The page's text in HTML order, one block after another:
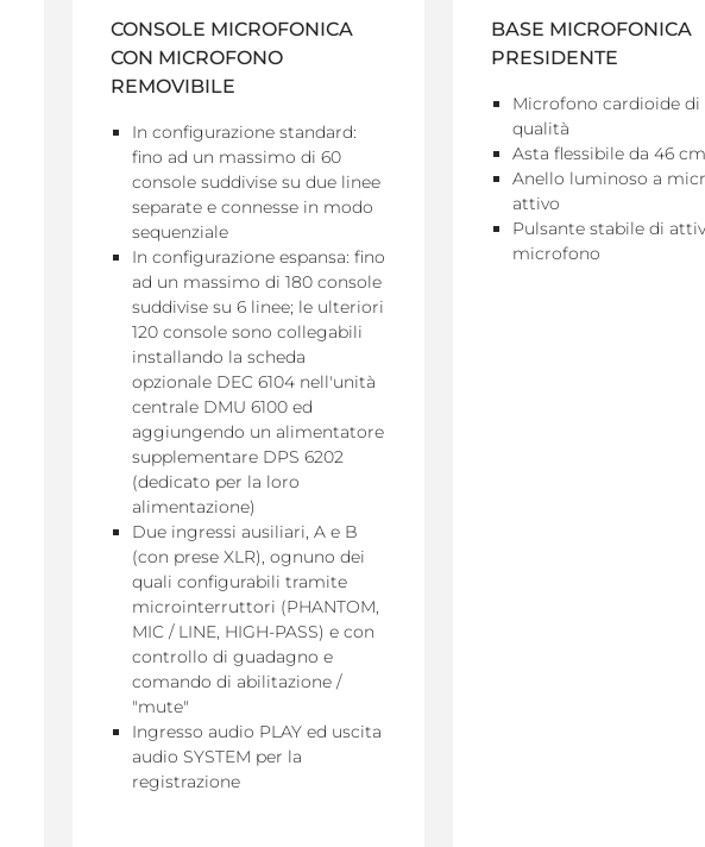
CONSOLE MICROFONICA
CON MICROFONO
REMOVIBILE
In configurazione standard:
fino ad un massimo di 60
console suddivise su due linee
separate e connesse in modo
sequenziale
In configurazione espansa: fino
ad un massimo di 180 console
suddivise su 6 linee; le ulteriori
120 console sono collegabili
installando la scheda
opzionale DEC 6104 nell'unità
centrale DMU 6100 ed
aggiungendo un alimentatore
supplementare DPS 6202
(dedicato per la loro
alimentazione)
Due ingressi ausiliari, A e B
(con prese XLR), ognuno dei
quali configurabili tramite
microinterruttori (PHANTOM,
MIC / LINE, HIGH-PASS) e con
controllo di guadagno e
comando di abilitazione /
"mute"
Ingresso audio PLAY ed uscita
audio SYSTEM per la
registrazione
BASE MICROFONICA
PRESIDENTE
Microfono cardioide di
qualità
Asta flessibile da 46 cm
Anello luminoso a
attivo
Pulsante stabile di
microfono